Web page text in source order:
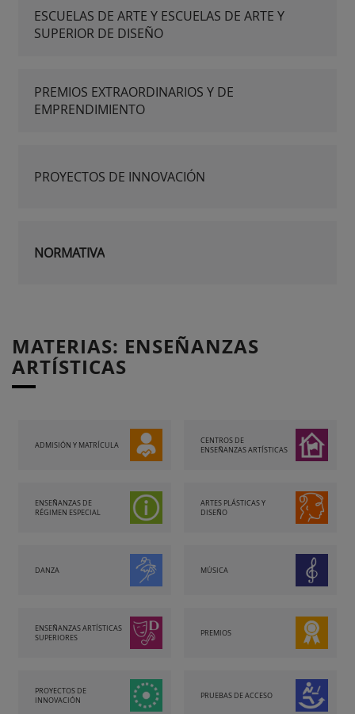
ESCUELAS DE ARTE Y ESCUELAS DE ARTE Y
SUPERIOR DE DISEÑO
PREMIOS EXTRAORDINARIOS Y DE
EMPRENDIMIENTO
PROYECTOS DE INNOVACIÓN
NORMATIVA
MATERIAS: ENSEÑANZAS
ARTÍSTICAS
ADMISIÓN Y MATRÍCULA
CENTROS DE
ENSEÑANZAS ARTÍSTICAS
ENSEÑANZAS DE
RÉGIMEN ESPECIAL
ARTES PLÁSTICAS Y
DISEÑO
DANZA MÚSICA
ENSEÑANZAS ARTÍSTICAS
SUPERIORES
PREMIOS
PROYECTOS DE
INNOVACIÓN
PRUEBAS DE ACCESO